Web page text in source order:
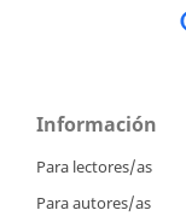
Información
Para lectores/as
Para autores/as